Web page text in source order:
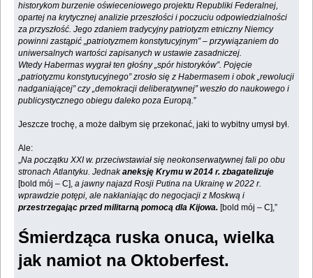
historykom burzenie oświeceniowego projektu Republiki Federalnej,
opartej na krytycznej analizie przeszłości i poczuciu odpowiedzialności
za przyszłość. Jego zdaniem tradycyjny patriotyzm etniczny Niemcy
powinni zastąpić „patriotyzmem konstytucyjnym” – przywiązaniem do
uniwersalnych wartości zapisanych w ustawie zasadniczej.
Wtedy Habermas wygrał ten głośny „spór historyków”. Pojęcie
„patriotyzmu konstytucyjnego” zrosło się z Habermasem i obok „rewolucji
nadganiającej” czy „demokracji deliberatywnej” weszło do naukowego i
publicystycznego obiegu daleko poza Europą.”
Jeszcze trochę, a może dałbym się przekonać, jaki to wybitny umysł był.
Ale:
„Na początku XXI w. przeciwstawiał się neokonserwatywnej fali po obu
stronach Atlantyku. Jednakaneksję Krymu w 2014 r. zbagatelizuje
[bold mój – C],a jawny najazd Rosji Putina na Ukrainę w 2022 r.
wprawdzie potępi, ale nakłaniając do negocjacji z Moskwą i
przestrzegając przed militarną pomocą dla Kijowa. [bold mój – C],”
Śmierdząca ruska onuca, wielka
jak namiot na Oktoberfest.